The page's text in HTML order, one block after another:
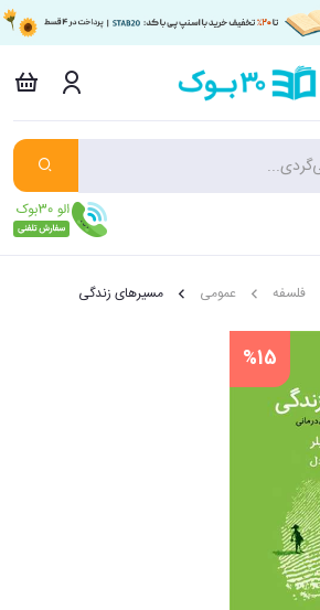
فلسفه عمومی مسیرهای زندگی
%15